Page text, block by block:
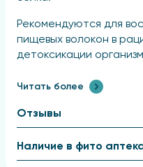
Рекомендуются для
пищевых волокон в
детоксикации
с неправильным
нормализации массы
Способ
Читать более
Отзывы
Наличие в фито